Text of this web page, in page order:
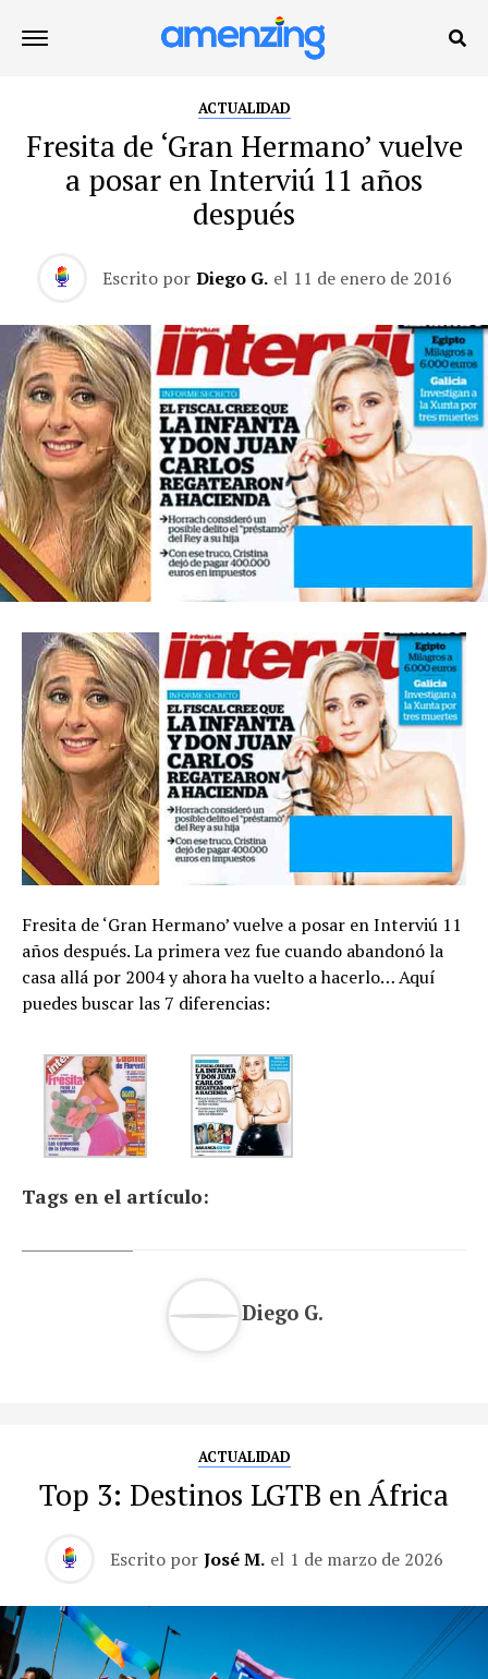
ACTUALIDAD
Fresita de ‘Gran Hermano’ vuelve
a posar en Interviú 11 años
después
Escrito por Diego G. el 11 de enero de 2016
Fresita de ‘Gran Hermano’ vuelve a posar en Interviú 11
años después. La primera vez fue cuando abandonó la
casa allá por 2004 y ahora ha vuelto a hacerlo… Aquí
puedes buscar las 7 diferencias:
Tags en el artículo:
Diego G.
ACTUALIDAD
Top 3: Destinos LGTB en África
Escrito por José M. el 1 de marzo de 2026